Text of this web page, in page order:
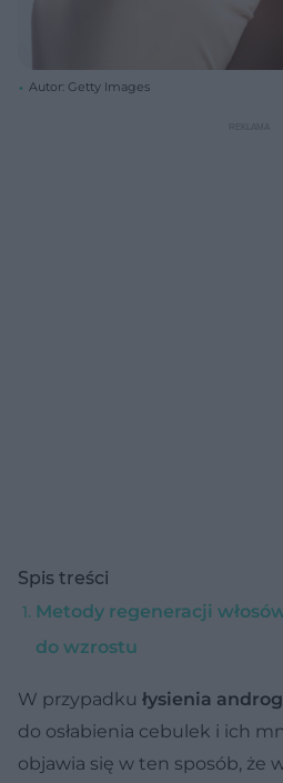
Autor: Getty Images
Spis treści
Metody regeneracji
do wzrostu
W przypadku łysienia
do osłabienia cebulek i ich
objawia się w ten sposób, że